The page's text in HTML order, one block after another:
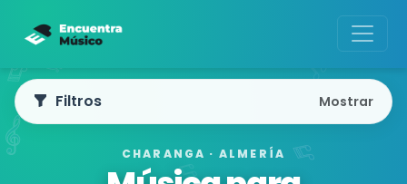
CHARANGA · ALMERÍA
Filtros Mostrar